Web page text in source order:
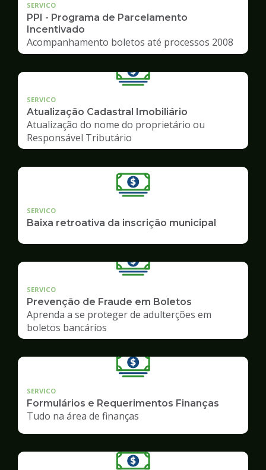
SERVICO
PPI - Programa de Parcelamento
Incentivado
Acompanhamento boletos até processos 2008
SERVICO
Atualização Cadastral Imobiliário
Atualização do nome do proprietário ou
Responsável Tributário
SERVICO
Baixa retroativa da inscrição municipal
SERVICO
Prevenção de Fraude em Boletos
Aprenda a se proteger de adulterções em
boletos bancários
SERVICO
Formulários e Requerimentos Finanças
Tudo na área de finanças